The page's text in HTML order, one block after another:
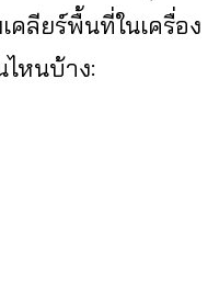
คลียร์พื้นที่ในเครื่อง
หนบ้าง: